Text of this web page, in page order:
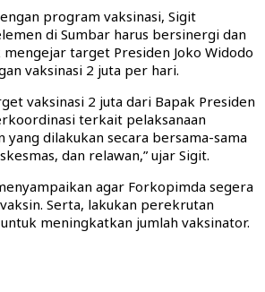
program vaksinasi, Sigit
di Sumbar harus bersinergi dan
target Presiden Joko Widodo
vaksinasi 2 juta per hari.
vaksinasi 2 juta dari Bapak Presiden
terkait pelaksanaan
yang dilakukan secara bersama-sama
dan relawan,” ujar Sigit.
agar Forkopimda segera
Serta, lakukan perekrutan
meningkatkan jumlah vaksinator.